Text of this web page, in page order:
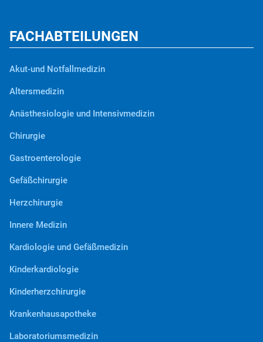
FACHABTEILUNGEN
Akut-und Notfallmedizin
Altersmedizin
Anästhesiologie und Intensivmedizin
Chirurgie
Gastroenterologie
Gefäßchirurgie
Herzchirurgie
Innere Medizin
Kardiologie und Gefäßmedizin
Kinderkardiologie
Kinderherzchirurgie
Krankenhausapotheke
Laboratoriumsmedizin